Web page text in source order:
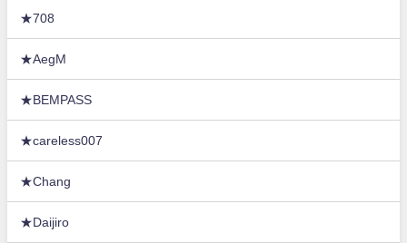
★708
★AegM
★BEMPASS
★careless007
★Chang
★Daijiro